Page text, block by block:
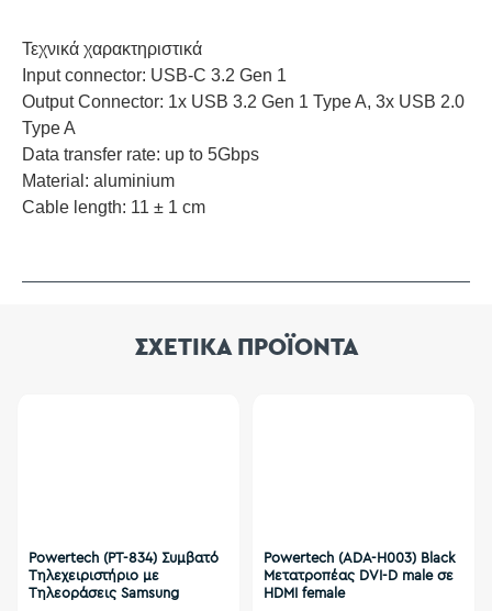
Τεχνικά χαρακτηριστικά
Input connector: USB-C 3.2 Gen 1
Output Connector: 1x USB 3.2 Gen 1 Type A, 3x USB 2.0
Type A
Data transfer rate: up to 5Gbps
Material: aluminium
Cable length: 11 ± 1 cm
ΣΧΕΤΙΚΑ ΠΡΟΪΟΝΤΑ
Powertech (PT-834) Συμβατό
Τηλεχειριστήριο με
Τηλεοράσεις Samsung
Powertech (ADA-H003) Black
Μετατροπέας DVI-D male σε
HDMI female